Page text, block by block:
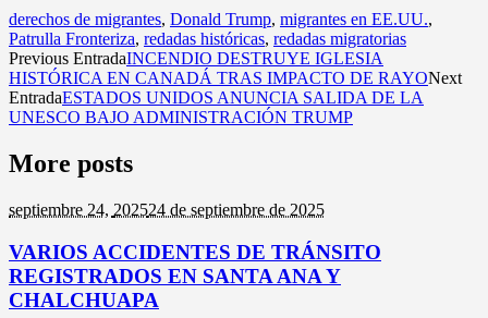
derechos de migrantes, Donald Trump, migrantes en EE.UU.,
Patrulla Fronteriza, redadas históricas, redadas migratorias
Previous EntradaINCENDIO DESTRUYE IGLESIA
HISTÓRICA EN CANADÁ TRAS IMPACTO DE RAYONext
EntradaESTADOS UNIDOS ANUNCIA SALIDA DE LA
UNESCO BAJO ADMINISTRACIÓN TRUMP
More posts
septiembre 24, 202524 de septiembre de 2025
VARIOS ACCIDENTES DE TRÁNSITO
REGISTRADOS EN SANTA ANA Y
CHALCHUAPA